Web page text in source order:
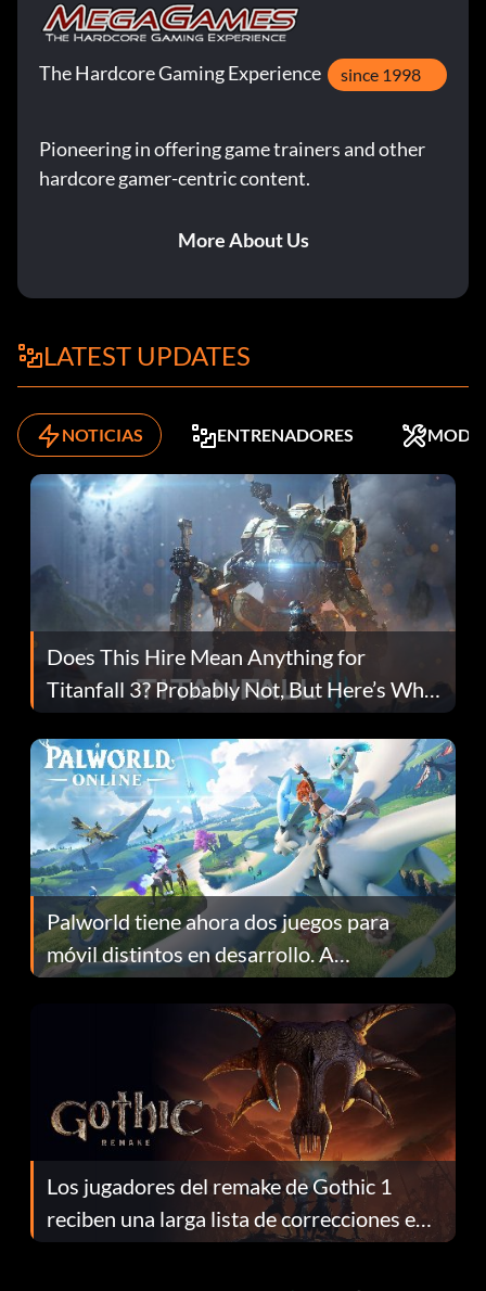
The Hardcore Gaming Experience since 1998
Pioneering in offering game trainers and other
hardcore gamer-centric content.
More About Us
LATEST UPDATES
NOTICIAS ENTRENADORES MODS
Does This Hire Mean Anything for
Titanfall 3? Probably Not, But Here’s Why
Fans Are Hopeful
Palworld tiene ahora dos juegos para
móvil distintos en desarrollo. A
continuación te explicamos por qué.
Los jugadores del remake de Gothic 1
reciben una larga lista de correcciones en
el parche 1.0.4